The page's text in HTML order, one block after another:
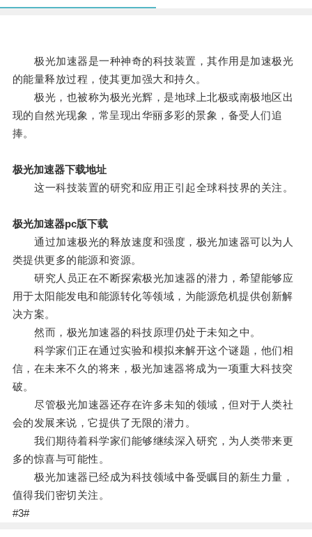
极光加速器是一种神奇的科技装置，其作用是加速极光
的能量释放过程，使其更加强大和持久。
极光，也被称为极光光辉，是地球上北极或南极地区出
现的自然光现象，常呈现出华丽多彩的景象，备受人们追
捧。
极光加速器下载地址
这一科技装置的研究和应用正引起全球科技界的关注。
极光加速器pc版下载
通过加速极光的释放速度和强度，极光加速器可以为人
类提供更多的能源和资源。
研究人员正在不断探索极光加速器的潜力，希望能够应
用于太阳能发电和能源转化等领域，为能源危机提供创新解
决方案。
然而，极光加速器的科技原理仍处于未知之中。
科学家们正在通过实验和模拟来解开这个谜题，他们相
信，在未来不久的将来，极光加速器将成为一项重大科技突
破。
尽管极光加速器还存在许多未知的领域，但对于人类社
会的发展来说，它提供了无限的潜力。
我们期待着科学家们能够继续深入研究，为人类带来更
多的惊喜与可能性。
极光加速器已经成为科技领域中备受瞩目的新生力量，
值得我们密切关注。
#3#